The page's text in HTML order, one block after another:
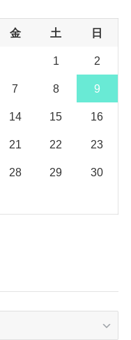
金 土 日
1 2
7 8 9
14 15 16
21 22 23
28 29 30